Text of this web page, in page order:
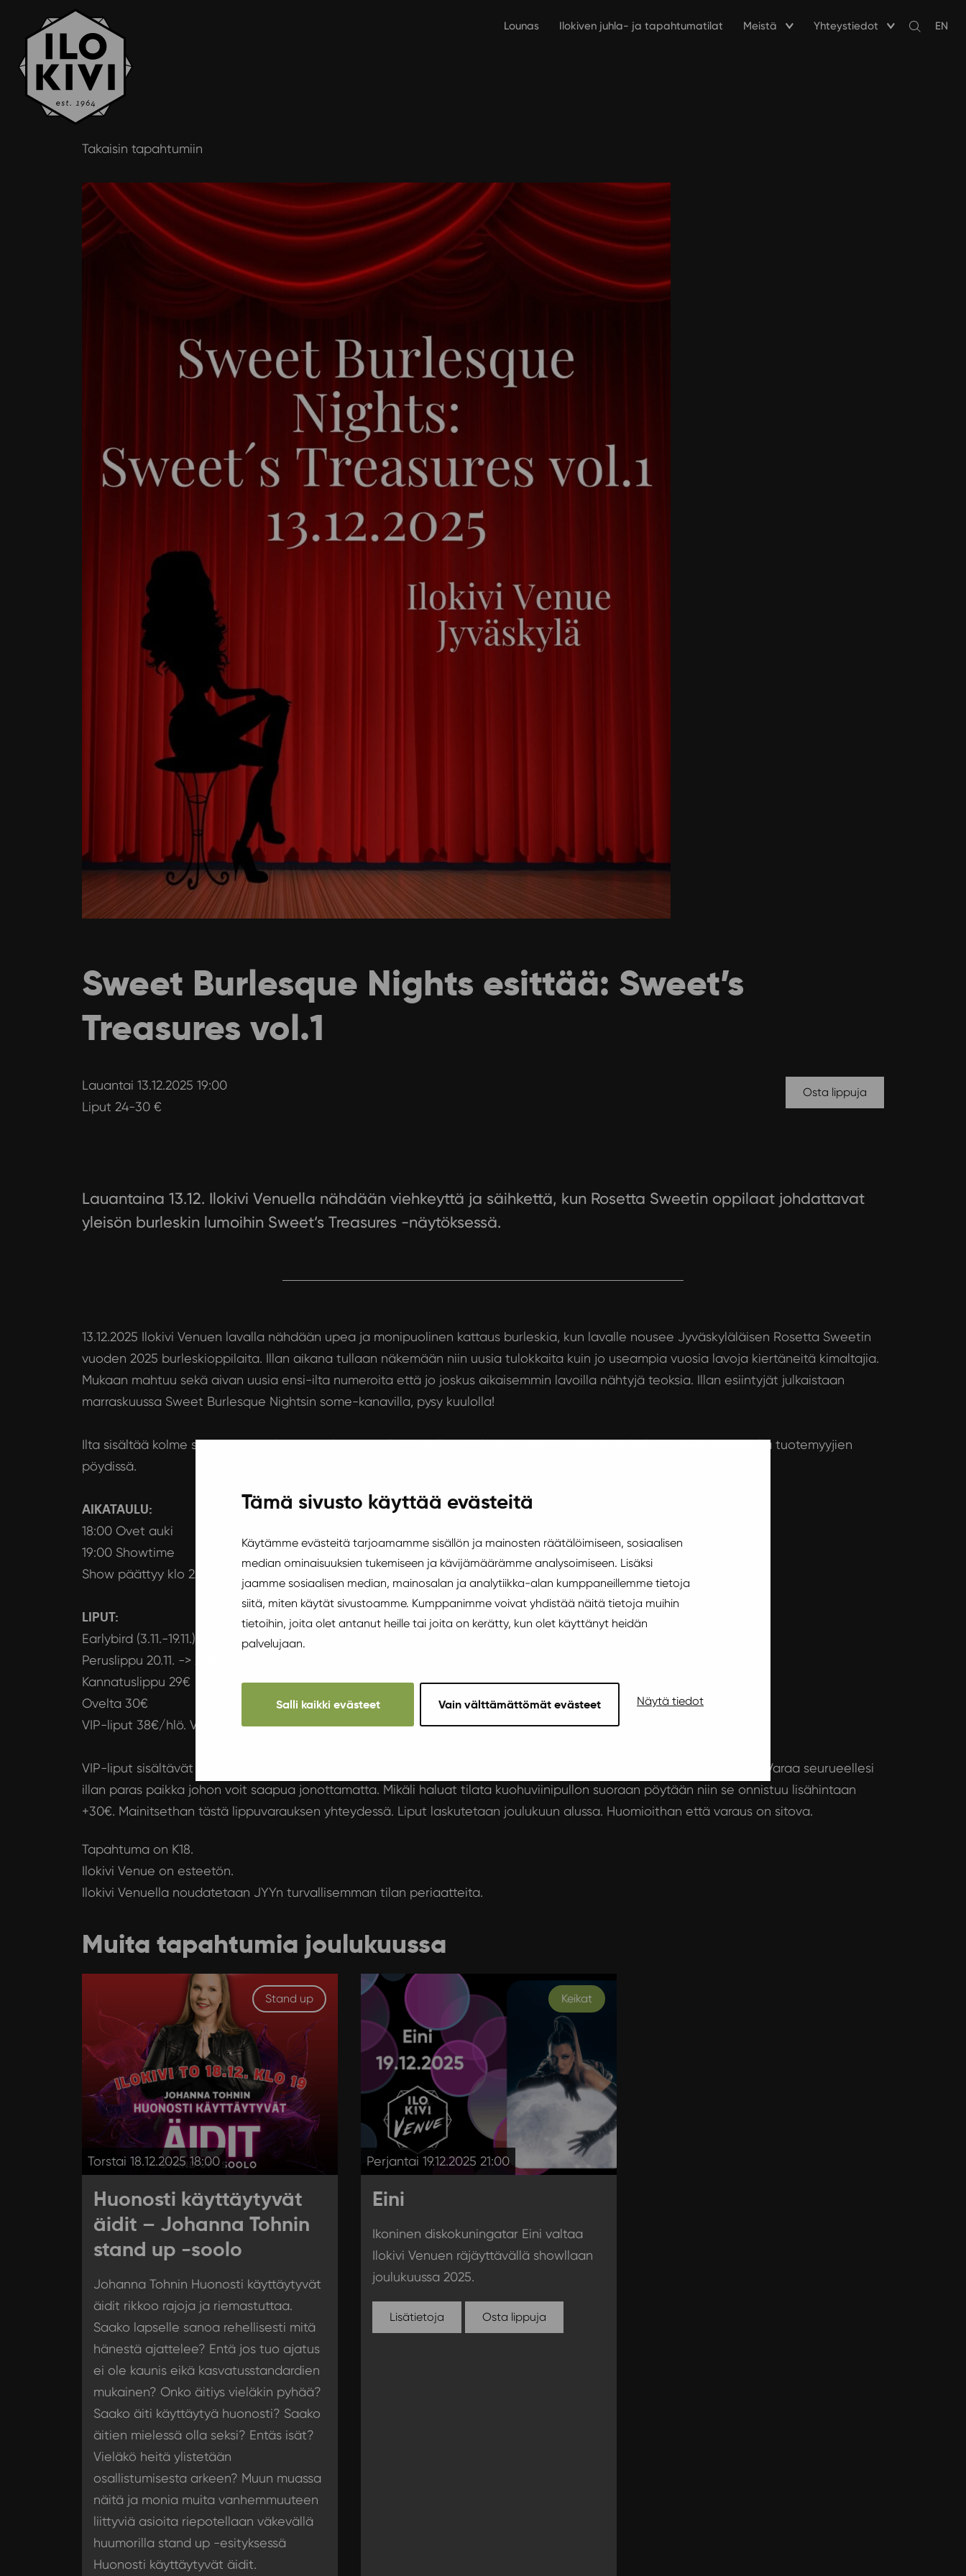
Tämä sivusto käyttää evästeitä
Käytämme evästeitä tarjoamamme sisällön ja mainosten räätälöimiseen, sosiaalisen
median ominaisuuksien tukemiseen ja kävijämäärämme analysoimiseen. Lisäksi
jaamme sosiaalisen median, mainosalan ja analytiikka-alan kumppaneillemme tietoja
siitä, miten käytät sivustoamme. Kumppanimme voivat yhdistää näitä tietoja muihin
tietoihin, joita olet antanut heille tai joita on kerätty, kun olet käyttänyt heidän
palvelujaan.
Salli kaikki evästeet Vain välttämättömät evästeet Näytä tiedot
Lounas Ilokiven juhla- ja tapahtumatilat Meistä Yhteystiedot
Avaa
EN
Takaisin tapahtumiin
Sweet Burlesque Nights esittää: Sweet’s
Treasures vol.1
Lauantai 13.12.2025 19:00
Liput 24-30 €
Osta lippuja
Lauantaina 13.12. Ilokivi Venuella nähdään viehkeyttä ja säihkettä, kun Rosetta Sweetin oppilaat johdattavat
yleisön burleskin lumoihin Sweet’s Treasures -näytöksessä.
13.12.2025 Ilokivi Venuen lavalla nähdään upea ja monipuolinen kattaus burleskia, kun lavalle nousee Jyväskyläläisen Rosetta Sweetin
vuoden 2025 burleskioppilaita. Illan aikana tullaan näkemään niin uusia tulokkaita kuin jo useampia vuosia lavoja kiertäneitä kimaltajia.
Mukaan mahtuu sekä aivan uusia ensi-ilta numeroita että jo joskus aikaisemmin lavoilla nähtyjä teoksia. Illan esiintyjät julkaistaan
marraskuussa Sweet Burlesque Nightsin some-kanavilla, pysy kuulolla!
Ilta sisältää kolme settiä ja kaksi lyhyttä väliaikaa, jolloin sinulla on tilaisuus nauttia baarin palveluista sekä shoppailla tuotemyyjien
pöydissä.
AIKATAULU:
18:00 Ovet auki
19:00 Showtime
Show päättyy klo 22 mennessä.
LIPUT:
Earlybird (3.11.-19.11.) 24€
Peruslippu 20.11. -> 27€
Kannatuslippu 29€
Ovelta 30€
VIP-liput 38€/hlö. Varaukset seurueittain sweetburlesquenights@gmail.com.
VIP-liput sisältävät pöydällisen istumapaikan salin etuosasta omalle seurueelle (1-5hlö) sekä pientä naposteltavaa. Varaa seurueellesi
illan paras paikka johon voit saapua jonottamatta. Mikäli haluat tilata kuohuviinipullon suoraan pöytään niin se onnistuu lisähintaan
+30€. Mainitsethan tästä lippuvarauksen yhteydessä. Liput laskutetaan joulukuun alussa. Huomioithan että varaus on sitova.
Tapahtuma on K18.
Ilokivi Venue on esteetön.
Ilokivi Venuella noudatetaan JYYn turvallisemman tilan periaatteita.
Muita tapahtumia joulukuussa
Stand up
Torstai 18.12.2025 18:00
Huonosti käyttäytyvät
äidit – Johanna Tohnin
stand up -soolo
Johanna Tohnin Huonosti käyttäytyvät
äidit rikkoo rajoja ja riemastuttaa.
Saako lapselle sanoa rehellisesti mitä
hänestä ajattelee? Entä jos tuo ajatus
ei ole kaunis eikä kasvatusstandardien
mukainen? Onko äitiys vieläkin pyhää?
Saako äiti käyttäytyä huonosti? Saako
äitien mielessä olla seksi? Entäs isät?
Vieläkö heitä ylistetään
osallistumisesta arkeen? Muun muassa
näitä ja monia muita vanhemmuuteen
liittyviä asioita riepotellaan väkevällä
huumorilla stand up -esityksessä
Huonosti käyttäytyvät äidit.
Keikat
Perjantai 19.12.2025 21:00
Eini
Ikoninen diskokuningatar Eini valtaa
Ilokivi Venuen räjäyttävällä showllaan
joulukuussa 2025.
Lisätietoja Osta lippuja